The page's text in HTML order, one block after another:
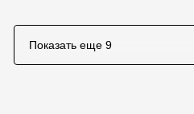
Показать еще 9